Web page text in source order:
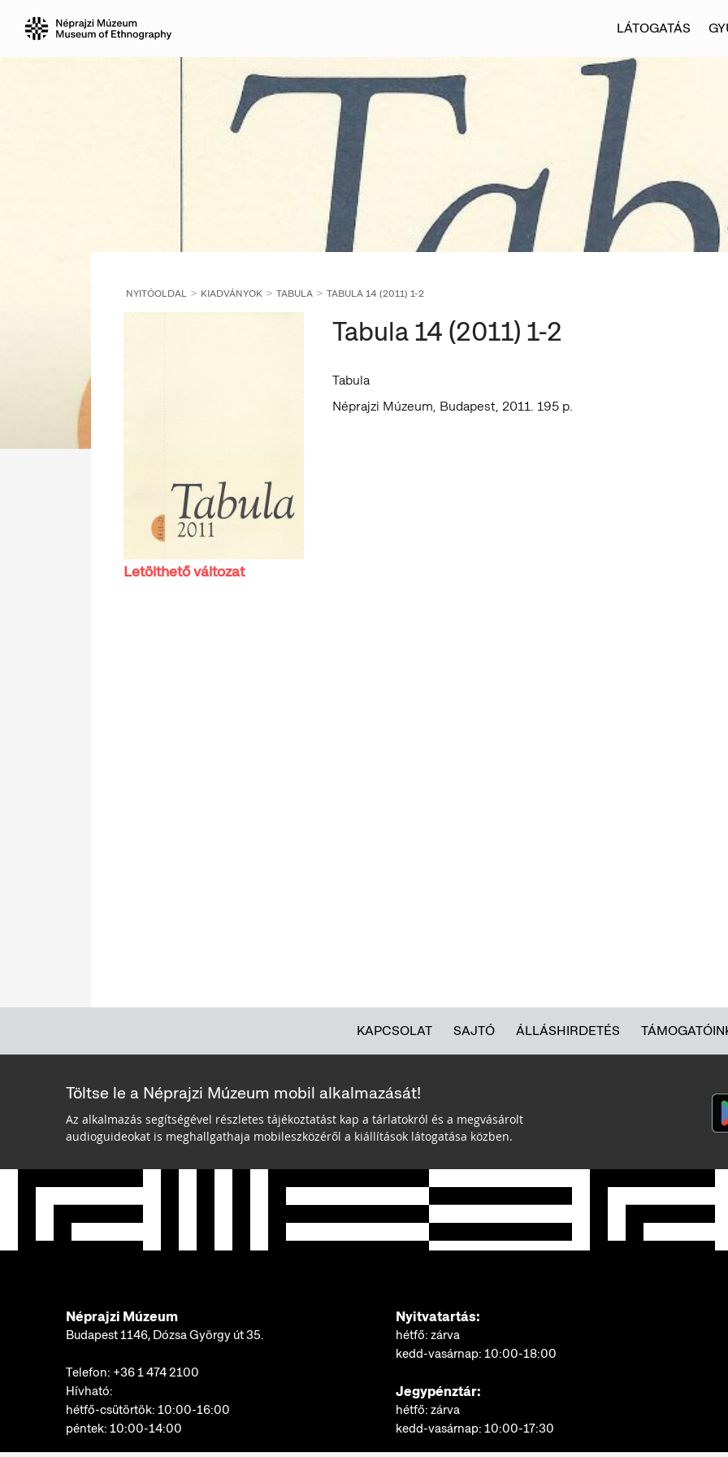
LÁTOGATÁS
NYITÓOLDAL KIADVÁNYOK TABULA TABULA 14 (2011) 1-2
Tabula 14 (2011) 1-2
Tabula
Néprajzi Múzeum, Budapest, 2011. 195 p.
Letölthető változat
KAPCSOLAT SAJTÓ ÁLLÁSHIRDETÉS
Töltse le a Néprajzi Múzeum mobil alkalmazását!
Az alkalmazás segítségével részletes tájékoztatást kap a tárlatokról és a megvásárolt
audioguideokat is meghallgathaja mobileszközéről a kiállítások látogatása közben.
Néprajzi Múzeum
Budapest 1146, Dózsa György út 35.
Telefon: +36 1 474 2100
Hívható:
hétfő-csütörtök: 10:00-16:00
péntek: 10:00-14:00
Nyitvatartás:
hétfő: zárva
kedd-vasárnap: 10:00-18:00
Jegypénztár:
hétfő: zárva
kedd-vasárnap: 10:00-17:30